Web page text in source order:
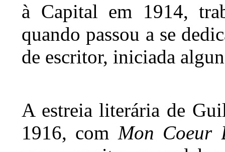
à Capital em 1914,
quando passou a se
de escritor, iniciada
A estreia literária de
1916, com Mon Coeur